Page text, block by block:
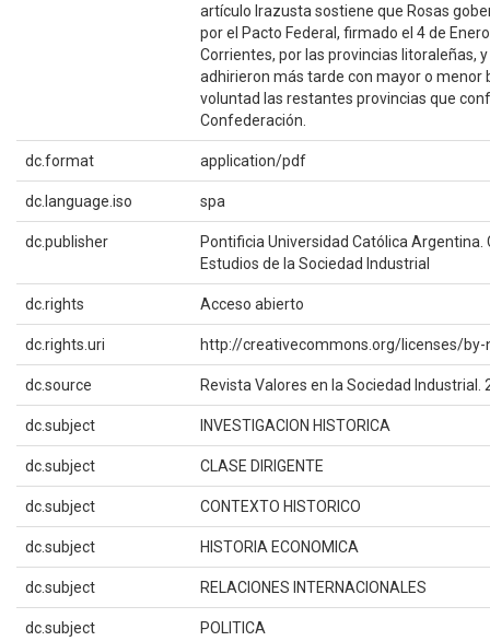
artículo Irazusta sostiene que Rosas
por el Pacto Federal, firmado el 4 de
Corrientes, por las provincias litoraleñas,
adhirieron más tarde con mayor o menor
voluntad las restantes provincias que
Confederación.
dc.format application/pdf
dc.language.iso spa
dc.publisher
Pontificia Universidad Católica Argentina.
Estudios de la Sociedad Industrial
dc.rights Acceso abierto
dc.rights.uri http://creativecommons.org/licenses/
dc.source Revista Valores en la Sociedad Industrial.
dc.subject INVESTIGACION HISTORICA
dc.subject CLASE DIRIGENTE
dc.subject CONTEXTO HISTORICO
dc.subject HISTORIA ECONOMICA
dc.subject RELACIONES INTERNACIONALES
dc.subject POLITICA